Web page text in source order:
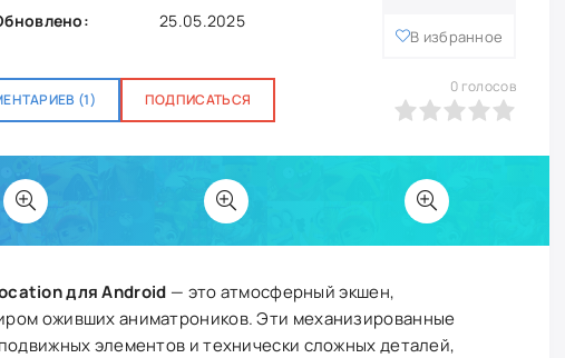
25.05.2025
В избранное
(1) ПОДПИСАТЬСЯ
0
0 голосов
для Android — это атмосферный экшен,
оживших аниматроников. Эти механизированные
элементов и технически сложных деталей,